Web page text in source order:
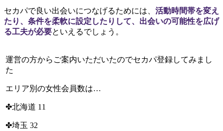
セカパで良い出会いにつなげるためには、 活動時間帯を変え
たり、条件を柔軟に設定したりして、出会いの可能性を広げ
る工夫が必要といえるでしょう。
運営の方からご案内いただいたのでセカパ登録してみまし
た
エリア別の女性会員数は…
✤北海道 11
✤埼玉 32